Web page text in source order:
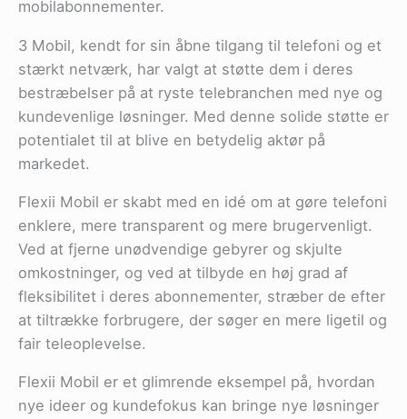
mobilabonnementer.
3 Mobil, kendt for sin åbne tilgang til telefoni og et
stærkt netværk, har valgt at støtte dem i deres
bestræbelser på at ryste telebranchen med nye og
kundevenlige løsninger. Med denne solide støtte er
potentialet til at blive en betydelig aktør på
markedet.
Flexii Mobil er skabt med en idé om at gøre telefoni
enklere, mere transparent og mere brugervenligt.
Ved at fjerne unødvendige gebyrer og skjulte
omkostninger, og ved at tilbyde en høj grad af
fleksibilitet i deres abonnementer, stræber de efter
at tiltrække forbrugere, der søger en mere ligetil og
fair teleoplevelse.
Flexii Mobil er et glimrende eksempel på, hvordan
nye ideer og kundefokus kan bringe nye løsninger